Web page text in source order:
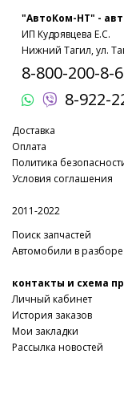
"АвтоКом-НТ" -
ИП Кудрявцева Е.С.
Нижний Тагил, ул.
8-800-200-8-
8-922-
Доставка
Оплата
Политика
Условия соглашения
2011-2022
Поиск запчастей
Автомобили в разборе
контакты и схема
Личный кабинет
История заказов
Мои закладки
Рассылка новостей